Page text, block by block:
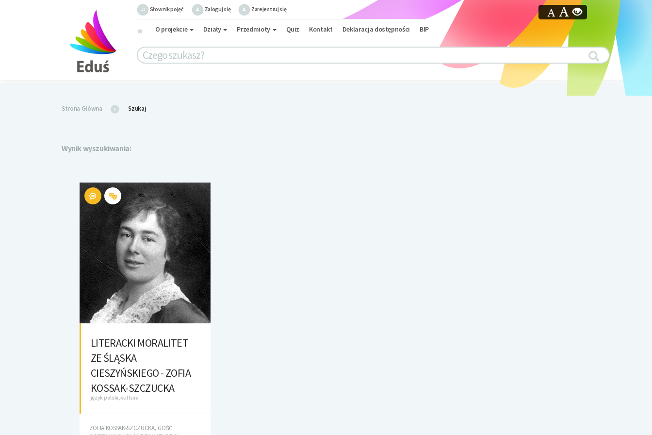
Słownik pojęć Zaloguj się Zarejestruj się
O projekcie Działy Przedmioty Quiz Kontakt Deklaracja dostępności BIP
Strona Główna Szukaj
Wynik wyszukiwania:
LITERACKI MORALITET
ZE ŚLĄSKA
CIESZYŃSKIEGO - ZOFIA
KOSSAK-SZCZUCKA
język polski, kultura
ZOFIA KOSSAK-SZCZUCKA, GOŚĆ